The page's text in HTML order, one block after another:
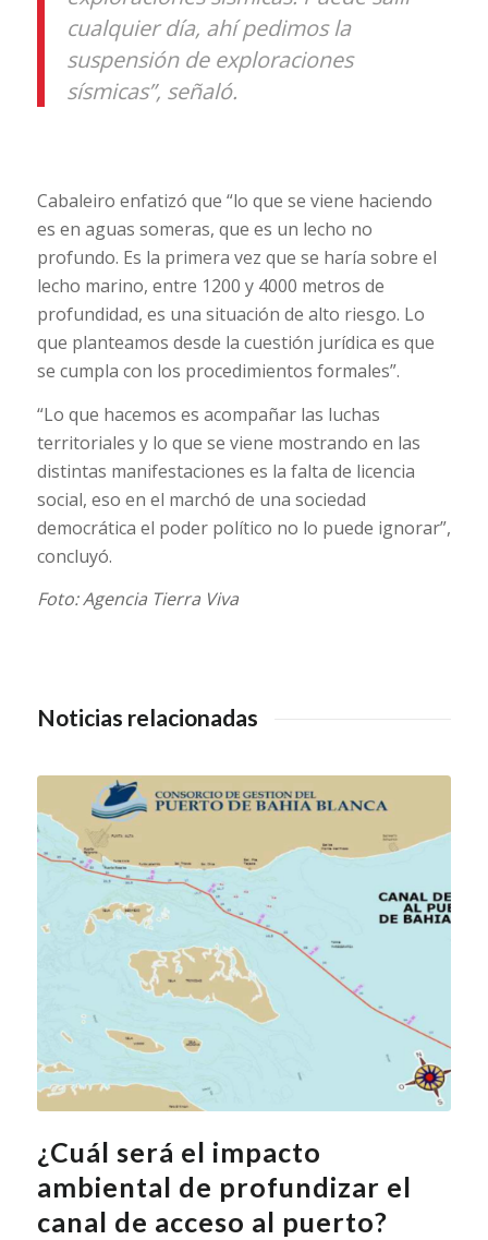
cualquier día, ahí pedimos la
suspensión de exploraciones
sísmicas”, señaló.
Cabaleiro enfatizó que “lo que se viene haciendo
es en aguas someras, que es un lecho no
profundo. Es la primera vez que se haría sobre el
lecho marino, entre 1200 y 4000 metros de
profundidad, es una situación de alto riesgo. Lo
que planteamos desde la cuestión jurídica es que
se cumpla con los procedimientos formales”.
“Lo que hacemos es acompañar las luchas
territoriales y lo que se viene mostrando en las
distintas manifestaciones es la falta de licencia
social, eso en el marchó de una sociedad
democrática el poder político no lo puede ignorar”,
concluyó.
Foto: Agencia Tierra Viva
Noticias relacionadas
¿Cuál será el impacto
ambiental de profundizar el
canal de acceso al puerto?